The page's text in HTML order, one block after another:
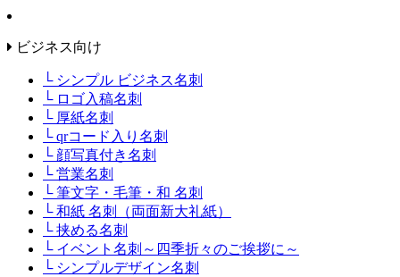
ビジネス向け
└ シンプル ビジネス名刺
└ ロゴ入稿名刺
└ 厚紙名刺
└ qrコード入り名刺
└ 顔写真付き名刺
└ 営業名刺
└ 筆文字・毛筆・和 名刺
└ 和紙 名刺（両面新大礼紙）
└ 挟める名刺
└ イベント名刺～四季折々のご挨拶に～
└ シンプルデザイン名刺